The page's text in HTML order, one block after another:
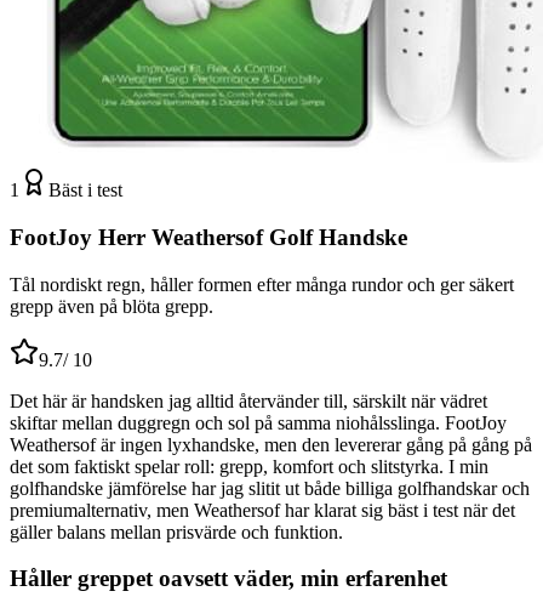
1 Bäst i test
FootJoy Herr Weathersof Golf Handske
Tål nordiskt regn, håller formen efter många rundor och ger säkert
grepp även på blöta grepp.
9.7/ 10
Det här är handsken jag alltid återvänder till, särskilt när vädret
skiftar mellan duggregn och sol på samma niohålsslinga. FootJoy
Weathersof är ingen lyxhandske, men den levererar gång på gång på
det som faktiskt spelar roll: grepp, komfort och slitstyrka. I min
golfhandske jämförelse har jag slitit ut både billiga golfhandskar och
premiumalternativ, men Weathersof har klarat sig bäst i test när det
gäller balans mellan prisvärde och funktion.
Håller greppet oavsett väder, min erfarenhet